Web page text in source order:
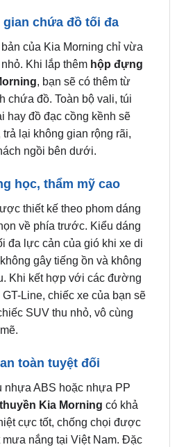
Khi lắp thêmhộp đựng
, bạn sẽ có thêm từ
chứa đồ. Toàn bộ vali, túi
hay đồ đạc cồng kềnh sẽ
lại không gian rộng rãi,
ngồi bên dưới.
học, thẩm mỹ cao
về phía trước. Kiểu dáng
đa lực cản của gió khi xe di
gây tiếng ồn và không
Khi kết hợp với các đường
Line, chiếc xe của bạn sẽ
SUV thu nhỏ, vô cùng
toàn tuyệt đối
Kia Morning
cực tốt, chống chọi được
nắng tại Việt Nam. Đặc
thống khóa an toàn chống
của bạn an toàn xuyên